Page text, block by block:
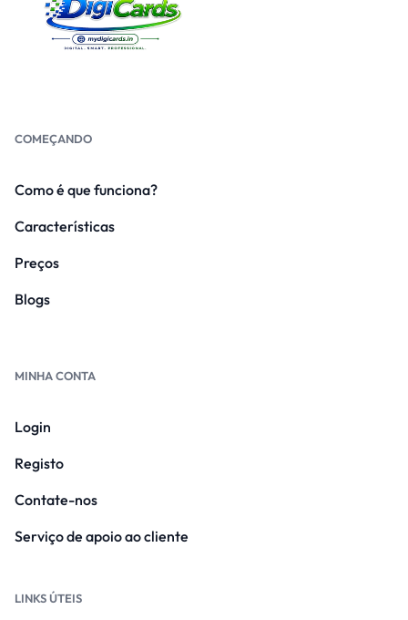
COMEÇANDO
Como é que funciona?
Características
Preços
Blogs
MINHA CONTA
Login
Registo
Contate-nos
Serviço de apoio ao cliente
LINKS ÚTEIS